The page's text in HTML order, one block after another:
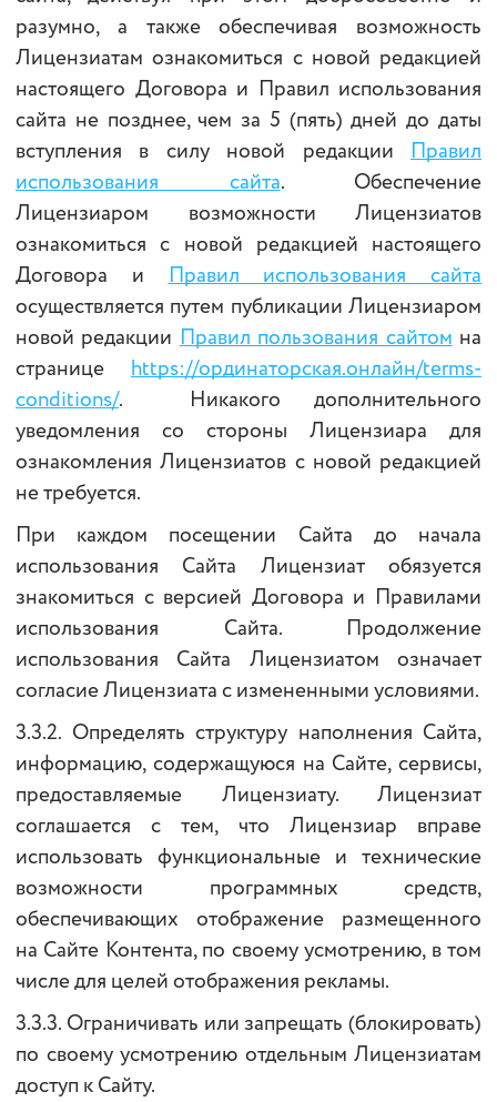
разумно, а также обеспечивая возможность
Лицензиатам ознакомиться с новой редакцией
настоящего Договора и Правил использования
сайта не позднее, чем за 5 (пять) дней до даты
вступления в силу новой редакции Правил
использования сайта. Обеспечение
Лицензиаром возможности Лицензиатов
ознакомиться с новой редакцией настоящего
Договора иПравил использования сайта
осуществляется путем публикации Лицензиаром
новой редакцииПравил пользования сайтомна
странице https://ординаторская.онлайн/terms-
conditions/. Никакого дополнительного
уведомления со стороны Лицензиара для
ознакомления Лицензиатов с новой редакцией
не требуется.
При каждом посещении Сайта до начала
использования Сайта Лицензиат обязуется
знакомиться с версией Договора и Правилами
использования Сайта. Продолжение
использования Сайта Лицензиатом означает
согласие Лицензиата с измененными условиями.
3.3.2. Определять структуру наполнения Сайта,
информацию, содержащуюся на Сайте, сервисы,
предоставляемые Лицензиату. Лицензиат
соглашается с тем, что Лицензиар вправе
использовать функциональные и технические
возможности программных средств,
обеспечивающих отображение размещенного
на Сайте Контента, по своему усмотрению, в том
числе для целей отображения рекламы.
3.3.3. Ограничивать или запрещать (блокировать)
по своему усмотрению отдельным Лицензиатам
доступ к Сайту.